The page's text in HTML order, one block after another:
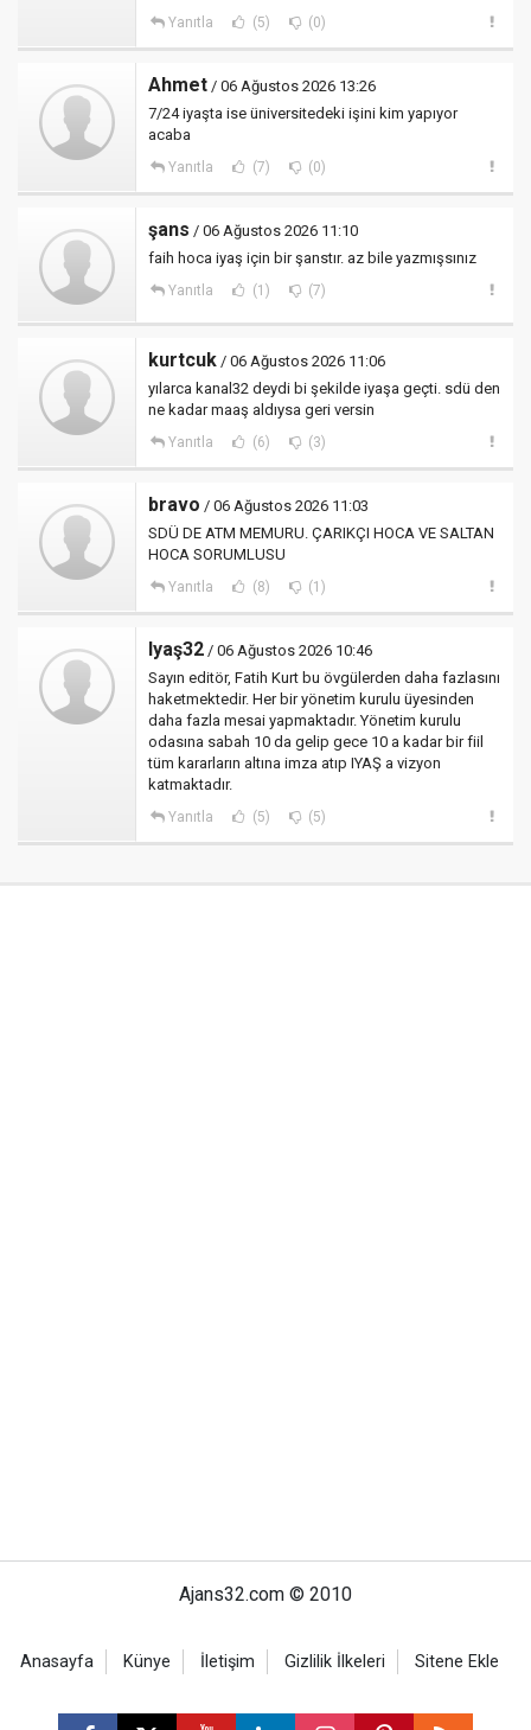
Yanıtla (5) (0)
Ahmet / 06 Ağustos 2026 13:26
7/24 iyaşta ise üniversitedeki işini kim yapıyor
acaba
Yanıtla (7) (0)
şans / 06 Ağustos 2026 11:10
faih hoca iyaş için bir şanstır. az bile yazmışsınız
Yanıtla (1) (7)
kurtcuk / 06 Ağustos 2026 11:06
yılarca kanal32 deydi bi şekilde iyaşa geçti. sdü den
ne kadar maaş aldıysa geri versin
Yanıtla (6) (3)
bravo / 06 Ağustos 2026 11:03
SDÜ DE ATM MEMURU. ÇARIKÇI HOCA VE SALTAN
HOCA SORUMLUSU
Yanıtla (8) (1)
Iyaş32 / 06 Ağustos 2026 10:46
Sayın editör, Fatih Kurt bu övgülerden daha fazlasını
haketmektedir. Her bir yönetim kurulu üyesinden
daha fazla mesai yapmaktadır. Yönetim kurulu
odasına sabah 10 da gelip gece 10 a kadar bir fiil
tüm kararların altına imza atıp IYAŞ a vizyon
katmaktadır.
Yanıtla (5) (5)
Ajans32.com © 2010
Anasayfa Künye İletişim Gizlilik İlkeleri Sitene Ekle